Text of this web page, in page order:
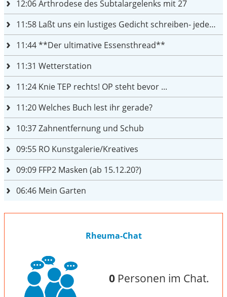
12:06Arthrodese des Subtalargelenks mit 27
11:58 Laßt uns ein lustiges Gedicht schreiben- jeder einen Satz
11:44**Der ultimative Essensthread**
11:31 Wetterstation
11:24 Knie TEP rechts! OP steht bevor ...
11:20Welches Buch lest ihr gerade?
10:37Zahnentfernung und Schub
09:55 RO Kunstgalerie/Kreatives
09:09 FFP2 Masken (ab 15.12.20?)
06:46 Mein Garten
Rheuma-Chat
0Personen im Chat.